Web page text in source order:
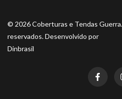
© 2026 Coberturas e Tendas
reservados. Desenvolvido por
Dinbrasil